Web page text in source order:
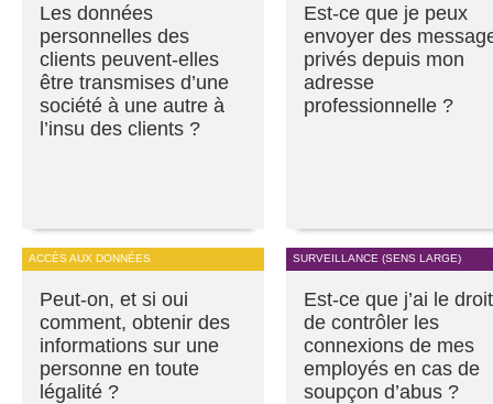
Les données
personnelles des
clients peuvent-elles
être transmises d’une
société à une autre à
l’insu des clients ?
Est-ce que je peux
envoyer des
privés depuis mon
adresse
professionnelle ?
ACCÈS AUX DONNÉES
Peut-on, et si oui
comment, obtenir des
informations sur une
personne en toute
légalité ?
SURVEILLANCE (SENS LARGE)
Est-ce que j’ai le droit
de contrôler les
connexions de mes
employés en cas de
soupçon d’abus ?